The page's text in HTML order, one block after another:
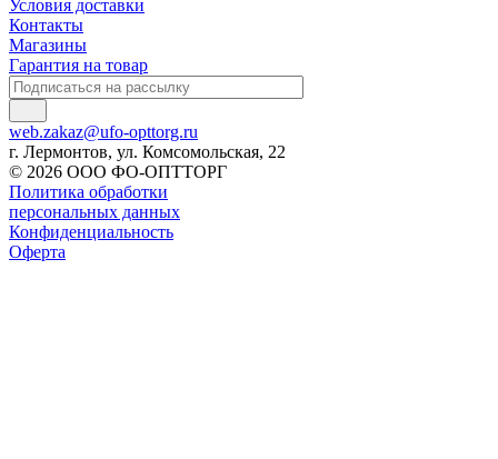
Условия доставки
Контакты
Магазины
Гарантия на товар
web.zakaz@ufo-opttorg.ru
г. Лермонтов, ул. Комсомольская, 22
© 2026 ООО ФО-ОПТТОРГ
Политика обработки
персональных данных
Конфиденциальность
Оферта